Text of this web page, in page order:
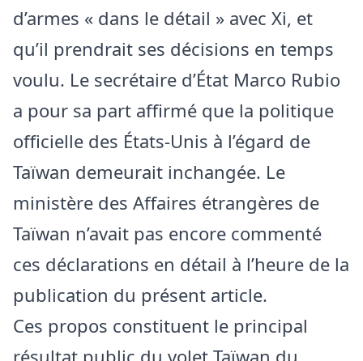
d’armes « dans le détail » avec Xi, et
qu’il prendrait ses décisions en temps
voulu. Le secrétaire d’État Marco Rubio
a pour sa part affirmé que la politique
officielle des États-Unis à l’égard de
Taïwan demeurait inchangée. Le
ministère des Affaires étrangères de
Taïwan n’avait pas encore commenté
ces déclarations en détail à l’heure de la
publication du présent article.
Ces propos constituent le principal
résultat public du volet Taïwan du